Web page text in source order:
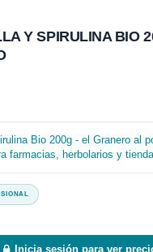
Y SPIRULINA BIO
Bio 200g - el Granero al
farmacias, herbolarios y
Inicia sesión para ver